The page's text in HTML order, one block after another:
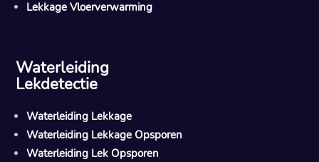
Lekkage Vloerverwarming
Waterleiding
Lekdetectie
Waterleiding Lekkage
Waterleiding Lekkage Opsporen
Waterleiding Lek Opsporen